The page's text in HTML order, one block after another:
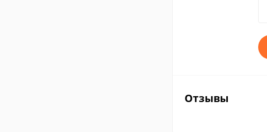
Отзывы